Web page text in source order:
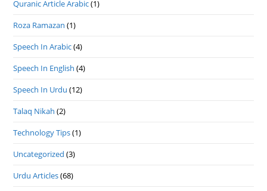
Quranic Article Arabic(1)
Roza Ramazan (1)
Speech In Arabic(4)
Speech In English (4)
Speech In Urdu (12)
Talaq Nikah (2)
Technology Tips(1)
Uncategorized (3)
Urdu Articles(68)